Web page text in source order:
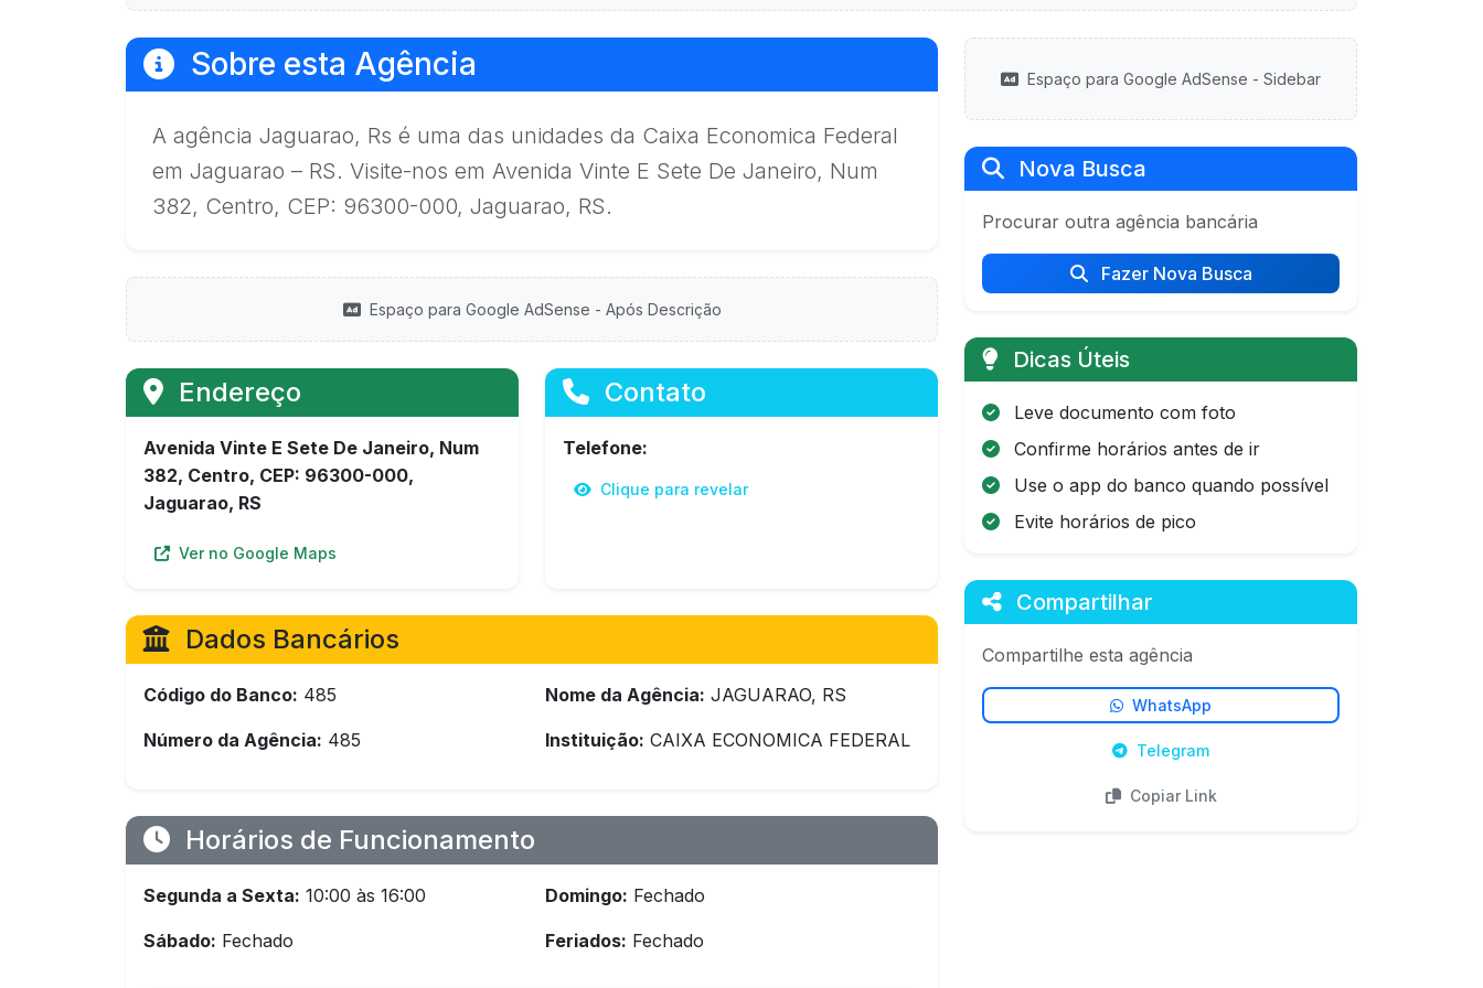
Sobre esta Agência
A agência Jaguarao, Rs é uma das unidades da Caixa Economica Federal
em Jaguarao – RS. Visite-nos em Avenida Vinte E Sete De Janeiro, Num
382, Centro, CEP: 96300-000, Jaguarao, RS.
Espaço para Google AdSense - Após Descrição
Endereço
Avenida Vinte E Sete De Janeiro, Num
382, Centro, CEP: 96300-000,
Jaguarao, RS
Ver no Google Maps
Contato
Telefone:
Clique para revelar
Dados Bancários
Código do Banco: 485
Número da Agência: 485
Nome da Agência: JAGUARAO, RS
Instituição: CAIXA ECONOMICA FEDERAL
Horários de Funcionamento
Segunda a Sexta: 10:00 às 16:00
Sábado: Fechado
Domingo: Fechado
Feriados: Fechado
Espaço para Google AdSense - Sidebar
Nova Busca
Procurar outra agência bancária
Fazer Nova Busca
Dicas Úteis
Leve documento com foto
Confirme horários antes de ir
Use o app do banco quando possível
Evite horários de pico
Compartilhar
Compartilhe esta agência
WhatsApp
Telegram
Copiar Link